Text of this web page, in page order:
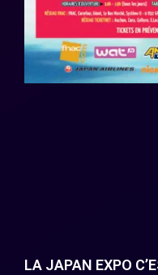
LA JAPAN EXPO